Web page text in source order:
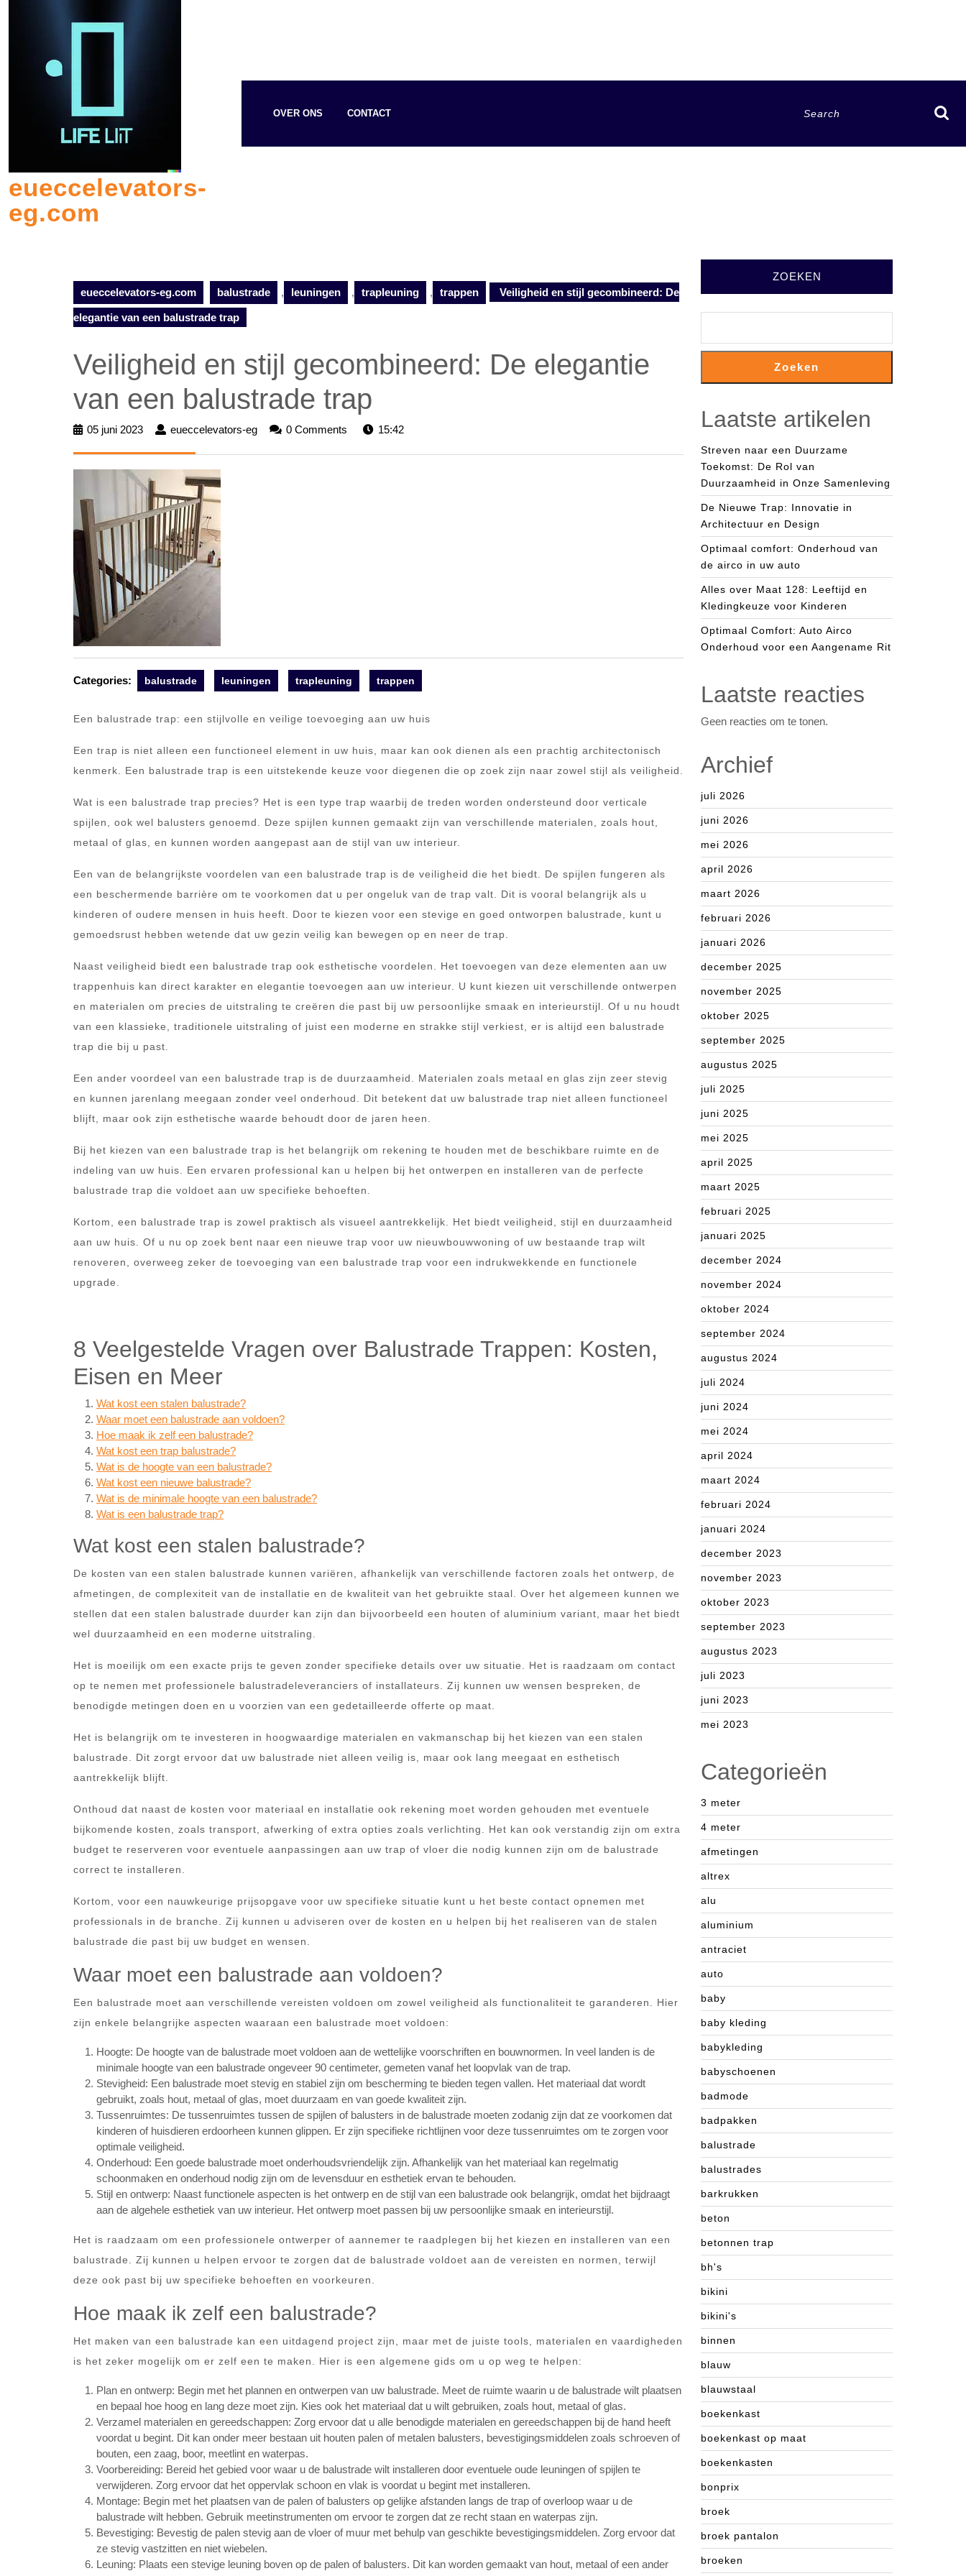
eueccelevators-
eg.com
OVER ONS CONTACT
eueccelevators-eg.com balustrade , leuningen , trapleuning , trappen Veiligheid en stijl gecombineerd: De
elegantie van een balustrade trap
Veiligheid en stijl gecombineerd: De elegantie
van een balustrade trap
05 juni 2023
05
eueccelevators-eg
eueccelevators-
0 Comments 15:42
Categories: balustrade leuningen trapleuning trappen
Een balustrade trap: een stijlvolle en veilige toevoeging aan uw huis
Een trap is niet alleen een functioneel element in uw huis, maar kan ook dienen als een prachtig architectonisch
kenmerk. Een balustrade trap is een uitstekende keuze voor diegenen die op zoek zijn naar zowel stijl als veiligheid.
Wat is een balustrade trap precies? Het is een type trap waarbij de treden worden ondersteund door verticale
spijlen, ook wel balusters genoemd. Deze spijlen kunnen gemaakt zijn van verschillende materialen, zoals hout,
metaal of glas, en kunnen worden aangepast aan de stijl van uw interieur.
Een van de belangrijkste voordelen van een balustrade trap is de veiligheid die het biedt. De spijlen fungeren als
een beschermende barrière om te voorkomen dat u per ongeluk van de trap valt. Dit is vooral belangrijk als u
kinderen of oudere mensen in huis heeft. Door te kiezen voor een stevige en goed ontworpen balustrade, kunt u
gemoedsrust hebben wetende dat uw gezin veilig kan bewegen op en neer de trap.
Naast veiligheid biedt een balustrade trap ook esthetische voordelen. Het toevoegen van deze elementen aan uw
trappenhuis kan direct karakter en elegantie toevoegen aan uw interieur. U kunt kiezen uit verschillende ontwerpen
en materialen om precies de uitstraling te creëren die past bij uw persoonlijke smaak en interieurstijl. Of u nu houdt
van een klassieke, traditionele uitstraling of juist een moderne en strakke stijl verkiest, er is altijd een balustrade
trap die bij u past.
Een ander voordeel van een balustrade trap is de duurzaamheid. Materialen zoals metaal en glas zijn zeer stevig
en kunnen jarenlang meegaan zonder veel onderhoud. Dit betekent dat uw balustrade trap niet alleen functioneel
blijft, maar ook zijn esthetische waarde behoudt door de jaren heen.
Bij het kiezen van een balustrade trap is het belangrijk om rekening te houden met de beschikbare ruimte en de
indeling van uw huis. Een ervaren professional kan u helpen bij het ontwerpen en installeren van de perfecte
balustrade trap die voldoet aan uw specifieke behoeften.
Kortom, een balustrade trap is zowel praktisch als visueel aantrekkelijk. Het biedt veiligheid, stijl en duurzaamheid
aan uw huis. Of u nu op zoek bent naar een nieuwe trap voor uw nieuwbouwwoning of uw bestaande trap wilt
renoveren, overweeg zeker de toevoeging van een balustrade trap voor een indrukwekkende en functionele
upgrade.
8 Veelgestelde Vragen over Balustrade Trappen: Kosten,
Eisen en Meer
Wat kost een stalen balustrade?
Waar moet een balustrade aan voldoen?
Hoe maak ik zelf een balustrade?
Wat kost een trap balustrade?
Wat is de hoogte van een balustrade?
Wat kost een nieuwe balustrade?
Wat is de minimale hoogte van een balustrade?
Wat is een balustrade trap?
Wat kost een stalen balustrade?
De kosten van een stalen balustrade kunnen variëren, afhankelijk van verschillende factoren zoals het ontwerp, de
afmetingen, de complexiteit van de installatie en de kwaliteit van het gebruikte staal. Over het algemeen kunnen we
stellen dat een stalen balustrade duurder kan zijn dan bijvoorbeeld een houten of aluminium variant, maar het biedt
wel duurzaamheid en een moderne uitstraling.
Het is moeilijk om een exacte prijs te geven zonder specifieke details over uw situatie. Het is raadzaam om contact
op te nemen met professionele balustradeleveranciers of installateurs. Zij kunnen uw wensen bespreken, de
benodigde metingen doen en u voorzien van een gedetailleerde offerte op maat.
Het is belangrijk om te investeren in hoogwaardige materialen en vakmanschap bij het kiezen van een stalen
balustrade. Dit zorgt ervoor dat uw balustrade niet alleen veilig is, maar ook lang meegaat en esthetisch
aantrekkelijk blijft.
Onthoud dat naast de kosten voor materiaal en installatie ook rekening moet worden gehouden met eventuele
bijkomende kosten, zoals transport, afwerking of extra opties zoals verlichting. Het kan ook verstandig zijn om extra
budget te reserveren voor eventuele aanpassingen aan uw trap of vloer die nodig kunnen zijn om de balustrade
correct te installeren.
Kortom, voor een nauwkeurige prijsopgave voor uw specifieke situatie kunt u het beste contact opnemen met
professionals in de branche. Zij kunnen u adviseren over de kosten en u helpen bij het realiseren van de stalen
balustrade die past bij uw budget en wensen.
Waar moet een balustrade aan voldoen?
Een balustrade moet aan verschillende vereisten voldoen om zowel veiligheid als functionaliteit te garanderen. Hier
zijn enkele belangrijke aspecten waaraan een balustrade moet voldoen:
Hoogte: De hoogte van de balustrade moet voldoen aan de wettelijke voorschriften en bouwnormen. In veel landen is de
minimale hoogte van een balustrade ongeveer 90 centimeter, gemeten vanaf het loopvlak van de trap.
Stevigheid: Een balustrade moet stevig en stabiel zijn om bescherming te bieden tegen vallen. Het materiaal dat wordt
gebruikt, zoals hout, metaal of glas, moet duurzaam en van goede kwaliteit zijn.
Tussenruimtes: De tussenruimtes tussen de spijlen of balusters in de balustrade moeten zodanig zijn dat ze voorkomen dat
kinderen of huisdieren erdoorheen kunnen glippen. Er zijn specifieke richtlijnen voor deze tussenruimtes om te zorgen voor
optimale veiligheid.
Onderhoud: Een goede balustrade moet onderhoudsvriendelijk zijn. Afhankelijk van het materiaal kan regelmatig
schoonmaken en onderhoud nodig zijn om de levensduur en esthetiek ervan te behouden.
Stijl en ontwerp: Naast functionele aspecten is het ontwerp en de stijl van een balustrade ook belangrijk, omdat het bijdraagt
aan de algehele esthetiek van uw interieur. Het ontwerp moet passen bij uw persoonlijke smaak en interieurstijl.
Het is raadzaam om een professionele ontwerper of aannemer te raadplegen bij het kiezen en installeren van een
balustrade. Zij kunnen u helpen ervoor te zorgen dat de balustrade voldoet aan de vereisten en normen, terwijl
deze ook past bij uw specifieke behoeften en voorkeuren.
Hoe maak ik zelf een balustrade?
Het maken van een balustrade kan een uitdagend project zijn, maar met de juiste tools, materialen en vaardigheden
is het zeker mogelijk om er zelf een te maken. Hier is een algemene gids om u op weg te helpen:
Plan en ontwerp: Begin met het plannen en ontwerpen van uw balustrade. Meet de ruimte waarin u de balustrade wilt plaatsen
en bepaal hoe hoog en lang deze moet zijn. Kies ook het materiaal dat u wilt gebruiken, zoals hout, metaal of glas.
Verzamel materialen en gereedschappen: Zorg ervoor dat u alle benodigde materialen en gereedschappen bij de hand heeft
voordat u begint. Dit kan onder meer bestaan uit houten palen of metalen balusters, bevestigingsmiddelen zoals schroeven of
bouten, een zaag, boor, meetlint en waterpas.
Voorbereiding: Bereid het gebied voor waar u de balustrade wilt installeren door eventuele oude leuningen of spijlen te
verwijderen. Zorg ervoor dat het oppervlak schoon en vlak is voordat u begint met installeren.
Montage: Begin met het plaatsen van de palen of balusters op gelijke afstanden langs de trap of overloop waar u de
balustrade wilt hebben. Gebruik meetinstrumenten om ervoor te zorgen dat ze recht staan ​​en waterpas zijn.
Bevestiging: Bevestig de palen stevig aan de vloer of muur met behulp van geschikte bevestigingsmiddelen. Zorg ervoor dat
ze stevig vastzitten en niet wiebelen.
Leuning: Plaats een stevige leuning boven op de palen of balusters. Dit kan worden gemaakt van hout, metaal of een ander
ZOEKEN
Zoeken
Laatste artikelen
Streven naar een Duurzame
Toekomst: De Rol van
Duurzaamheid in Onze Samenleving
De Nieuwe Trap: Innovatie in
Architectuur en Design
Optimaal comfort: Onderhoud van
de airco in uw auto
Alles over Maat 128: Leeftijd en
Kledingkeuze voor Kinderen
Optimaal Comfort: Auto Airco
Onderhoud voor een Aangename Rit
Laatste reacties
Geen reacties om te tonen.
Archief
juli 2026
juni 2026
mei 2026
april 2026
maart 2026
februari 2026
januari 2026
december 2025
november 2025
oktober 2025
september 2025
augustus 2025
juli 2025
juni 2025
mei 2025
april 2025
maart 2025
februari 2025
januari 2025
december 2024
november 2024
oktober 2024
september 2024
augustus 2024
juli 2024
juni 2024
mei 2024
april 2024
maart 2024
februari 2024
januari 2024
december 2023
november 2023
oktober 2023
september 2023
augustus 2023
juli 2023
juni 2023
mei 2023
Categorieën
3 meter
4 meter
afmetingen
altrex
alu
aluminium
antraciet
auto
baby
baby kleding
babykleding
babyschoenen
badmode
badpakken
balustrade
balustrades
barkrukken
beton
betonnen trap
bh's
bikini
bikini's
binnen
blauw
blauwstaal
boekenkast
boekenkast op maat
boekenkasten
bonprix
broek
broek pantalon
broeken